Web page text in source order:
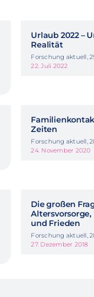
Urlaub 2022 –
Realität
Forschung aktuell,
22. Juli 2022
Zeiten
Forschung aktuell,
24. November 2020
Die großen
und Frieden
Forschung aktuell,
27. Dezember 2018